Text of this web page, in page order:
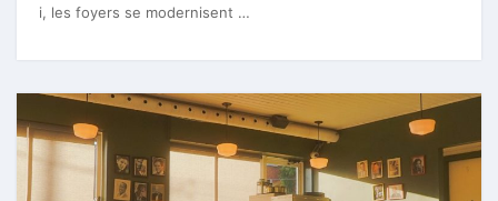
i, les foyers se modernisent …